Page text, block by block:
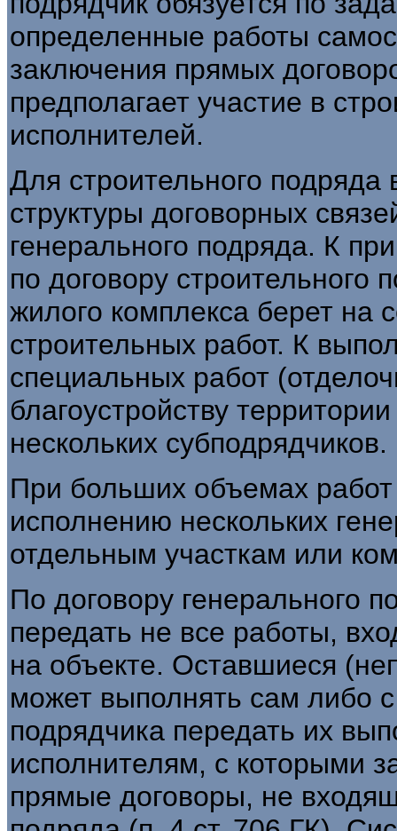
определенные работы
заключения прямых
предполагает участие в
исполнителей.
Для строительного подряда
структуры договорных
генерального подряда. К
по договору строительного
жилого комплекса берет на
строительных работ. К
специальных работ
благоустройству
нескольких субподрядчиков.
При больших объемах работ
исполнению нескольких
отдельным участкам или
По договору генерального
передать не все работы,
на объекте. Оставшиеся
может выполнять сам либо с
подрядчика передать их
исполнителям, с которыми
прямые договоры, не